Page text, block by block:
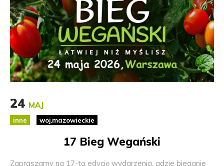
24 MAJ
inne woj.mazowieckie
17 Bieg Wegański
Zapraszamy na 17-tą edycję wydarzenia, gdzie bieganie